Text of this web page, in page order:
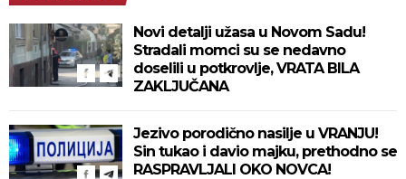
Novi detalji užasa u Novom Sadu!
Stradali momci su se nedavno
doselili u potkrovlje, VRATA BILA
ZAKLJUČANA
Jezivo porodično nasilje u VRANJU!
Sin tukao i davio majku, prethodno se
RASPRAVLJALI OKO NOVCA!